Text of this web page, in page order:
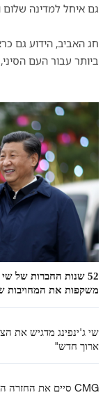
גם איחל למדינה
חג האביב, הידוע גם
ביותר עבור העם הסיני,
52 שנות החברות של שי
משקפות את המחויבות
שי ג'ינפינג מדגיש את
ארוך חדש"
CMG סיים את החזרה החמישית של גאלת פסטיבל האביב 2026